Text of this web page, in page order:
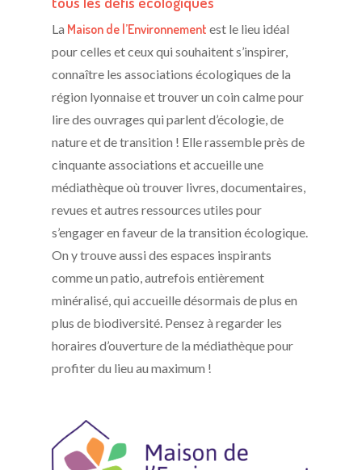
La Maison de l’Environnement est le lieu idéal
pour celles et ceux qui souhaitent s’inspirer,
connaître les associations écologiques de la
région lyonnaise et trouver un coin calme pour
lire des ouvrages qui parlent d’écologie, de
nature et de transition ! Elle rassemble près de
cinquante associations et accueille une
médiathèque où trouver livres, documentaires,
revues et autres ressources utiles pour
s’engager en faveur de la transition écologique.
On y trouve aussi des espaces inspirants
comme un patio, autrefois entièrement
minéralisé, qui accueille désormais de plus en
plus de biodiversité. Pensez à regarder les
horaires d’ouverture de la médiathèque pour
profiter du lieu au maximum !